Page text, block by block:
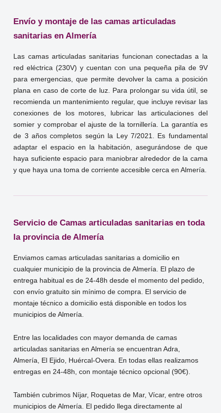
Envío y montaje de las camas articuladas
sanitarias en Almería
Las camas articuladas sanitarias funcionan conectadas a la
red eléctrica (230V) y cuentan con una pequeña pila de 9V
para emergencias, que permite devolver la cama a posición
plana en caso de corte de luz. Para prolongar su vida útil, se
recomienda un mantenimiento regular, que incluye revisar las
conexiones de los motores, lubricar las articulaciones del
somier y comprobar el ajuste de la tornillería. La garantía es
de 3 años completos según la Ley 7/2021. Es fundamental
adaptar el espacio en la habitación, asegurándose de que
haya suficiente espacio para maniobrar alrededor de la cama
y que haya una toma de corriente accesible cerca en Almería.
Servicio de Camas articuladas sanitarias en toda
la provincia de Almería
Enviamos camas articuladas sanitarias a domicilio en
cualquier municipio de la provincia de Almería. El plazo de
entrega habitual es de 24-48h desde el momento del pedido,
con envío gratuito sin mínimo de compra. El servicio de
montaje técnico a domicilio está disponible en todos los
municipios de Almería.
Entre las localidades con mayor demanda de camas
articuladas sanitarias en Almería se encuentran Adra,
Almería, El Ejido, Huércal-Overa. En todas ellas realizamos
entregas en 24-48h, con montaje técnico opcional (90€).
También cubrimos Níjar, Roquetas de Mar, Vícar, entre otros
municipios de Almería. El pedido llega directamente al